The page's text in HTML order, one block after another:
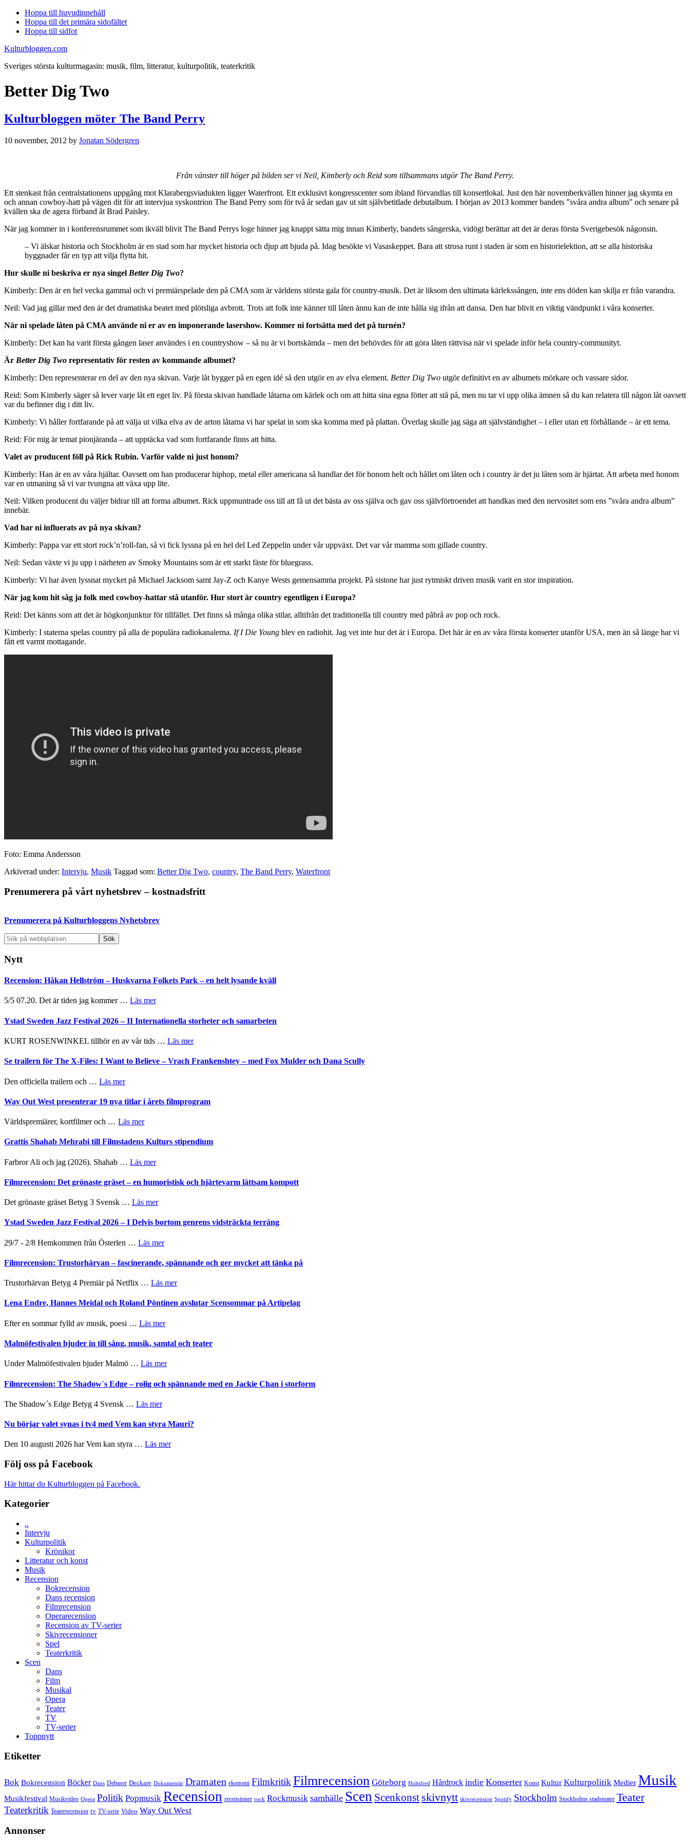
Hoppa till huvudinnehåll
Hoppa till det primära sidofältet
Hoppa till sidfot
Kulturbloggen.com
Sveriges största kulturmagasin: musik, film, litteratur, kulturpolitik, teaterkritik
Better Dig Two
Kulturbloggen möter The Band Perry
10 november, 2012 by Jonatan Södergren
Från vänster till höger på bilden ser vi Neil, Kimberly och Reid som tillsammans utgör The Band Perry.
Ett stenkast från centralstationens uppgång mot Klarabergsviadukten ligger Waterfront. Ett exklusivt kongresscenter som ibland förvandlas till konsertlokal. Just den här novemberkvällen hinner jag skymta en
och annan cowboy-hatt på vägen dit för att intervjua syskontrion The Band Perry som för två år sedan gav ut sitt självbetitlade debutalbum. I början av 2013 kommer bandets ”svåra andra album” och senare på
kvällen ska de agera förband åt Brad Paisley.
När jag kommer in i konferensrummet som ikväll blivit The Band Perrys loge hinner jag knappt sätta mig innan Kimberly, bandets sångerska, vidögt berättar att det är deras första Sverigebesök någonsin.
– Vi älskar historia och Stockholm är en stad som har mycket historia och djup att bjuda på. Idag besökte vi Vasaskeppet. Bara att strosa runt i staden är som en historielektion, att se alla historiska
byggnader får en typ att vilja flytta hit.
Hur skulle ni beskriva er nya singel Better Dig Two?
Kimberly: Den är en hel vecka gammal och vi premiärspelade den på CMA som är världens största gala för country-musik. Det är liksom den ultimata kärlekssången, inte ens döden kan skilja er från varandra.
Neil: Vad jag gillar med den är det dramatiska beatet med plötsliga avbrott. Trots att folk inte känner till låten ännu kan de inte hålla sig ifrån att dansa. Den har blivit en viktig vändpunkt i våra konserter.
När ni spelade låten på CMA använde ni er av en imponerande lasershow. Kommer ni fortsätta med det på turnén?
Kimberly: Det kan ha varit första gången laser användes i en countryshow – så nu är vi bortskämda – men det behövdes för att göra låten rättvisa när vi spelade inför hela country-communityt.
Är Better Dig Two representativ för resten av kommande albumet?
Kimberly: Den representerar en del av den nya skivan. Varje låt bygger på en egen idé så den utgör en av elva element. Better Dig Two utgör definitivt en av albumets mörkare och vassare sidor.
Reid: Som Kimberly säger så lever varje låt ett eget liv. På första skivan handlade låtarna om kärlek och om att hitta sina egna fötter att stå på, men nu tar vi upp olika ämnen så du kan relatera till någon låt oavsett
var du befinner dig i ditt liv.
Kimberly: Vi håller fortfarande på att välja ut vilka elva av de arton låtarna vi har spelat in som ska komma med på plattan. Överlag skulle jag säga att självständighet – i eller utan ett förhållande – är ett tema.
Reid: För mig är temat pionjäranda – att upptäcka vad som fortfarande finns att hitta.
Valet av producent föll på Rick Rubin. Varför valde ni just honom?
Kimberly: Han är en av våra hjältar. Oavsett om han producerar hiphop, metal eller americana så handlar det för honom helt och hållet om låten och i country är det ju låten som är hjärtat. Att arbeta med honom
var en utmaning så vi var tvungna att växa upp lite.
Neil: Vilken producent du väljer bidrar till att forma albumet. Rick uppmuntrade oss till att få ut det bästa av oss själva och gav oss självförtroendet att handkas med den nervositet som ens ”svåra andra album”
innebär.
Vad har ni influerats av på nya skivan?
Kimberly: Pappa var ett stort rock’n’roll-fan, så vi fick lyssna på en hel del Led Zeppelin under vår uppväxt. Det var vår mamma som gillade country.
Neil: Sedan växte vi ju upp i närheten av Smoky Mountains som är ett starkt fäste för bluegrass.
Kimberly: Vi har även lyssnat mycket på Michael Jacksom samt Jay-Z och Kanye Wests gemensamma projekt. På sistone har just rytmiskt driven musik varit en stor inspiration.
När jag kom hit såg ja folk med cowboy-hattar stå utanför. Hur stort är country egentligen i Europa?
Reid: Det känns som att det är högkonjunktur för tillfället. Det finns så många olika stilar, alltifrån det traditionella till country med påbrå av pop och rock.
Kimberly: I staterna spelas country på alla de populära radiokanalerna. If I Die Young blev en radiohit. Jag vet inte hur det är i Europa. Det här är en av våra första konserter utanför USA, men än så länge har vi
fått ett varmt mottagande.
Foto: Emma Andersson
Arkiverad under: Intervju, Musik Taggad som: Better Dig Two, country, The Band Perry, Waterfront
Primärt
Prenumerera på vårt nyhetsbrev – kostnadsfritt
Prenumerera på Kulturbloggens Nyhetsbrev
Sök
på
webbplatsen
Nytt
Recension: Håkan Hellström – Huskvarna Folkets Park – en helt lysande kväll
5/5 07.20. Det är tiden jag kommer … Läs merom
Håkan
Huskvarna
Park
lysande
Ystad Sweden Jazz Festival 2026 – II Internationella storheter och samarbeten
KURT ROSENWINKEL tillhör en av vår tids … Läs merom
Sweden
II
samarbeten
Se trailern för The X-Files: I Want to Believe – Vrach Frankenshtey – med Fox Mulder och Dana Scully
Den officiella trailern och … Läs merom
trailern
The
X-
I
to
–
Frankenshtey
med
Fox
Mulder
och
Scully
Way Out West presenterar 19 nya titlar i årets filmprogram
Världspremiärer, kortfilmer och … Läs merom
Out
19
titlar
årets
Grattis Shahab Mehrabi till Filmstadens Kulturs stipendium
Farbror Ali och jag (2026). Shahab … Läs merom
Shahab
Filmstadens
stipendium
Filmrecension: Det grönaste gräset – en humoristisk och hjärtevarm lättsam kompott
Det grönaste gräset Betyg 3 Svensk … Läs merom
Det
grönaste
–
humoristisk
hjärtevarm
kompott
Ystad Sweden Jazz Festival 2026 – I Delvis bortom genrens vidsträckta terräng
29/7 - 2/8 Hemkommen från Österlen … Läs merom
Sweden
Jazz
2026
–
I
bortom
vidsträckta
Filmrecension: Trustorhärvan – fascinerande, spännande och ger mycket att tänka på
Trustorhärvan Betyg 4 Premiär på Netflix … Läs merom
Trustorhärvan
ger
på
Lena Endre, Hannes Meidal och Roland Pöntinen avslutar Scensommar på Artipelag
Efter en sommar fylld av musik, poesi … Läs merom
Endre,
och
Pöntinen
Artipelag
Malmöfestivalen bjuder in till sång, musik, samtal och teater
Under Malmöfestivalen bjuder Malmö … Läs merom
bjuder
in
samtal
teater
Filmrecension: The Shadow´s Edge – rolig och spännande med en Jackie Chan i storform
The Shadow´s Edge Betyg 4 Svensk … Läs merom
The
Edge
Nu börjar valet synas i tv4 med Vem kan styra Mauri?
Den 10 augusti 2026 har Vem kan styra … Läs merom
Följ oss på Facebook
Här hittar du Kulturbloggen på Facebook.
Kategorier
..
Intervju
Kulturpolitik
Krönikor
Litteratur och konst
Musik
Recension
Bokrecension
Dans recension
Filmrecension
Operarecension
Recension av TV-serier
Skivrecensioner
Spel
Teaterkritik
Scen
Dans
Film
Musikal
Opera
Teater
TV
TV-serier
Toppnytt
Etiketter
Bok Bokrecension Böcker Dans Debaser Deckare Dokumentär Dramaten ekonomi Filmkritik Filmrecension Göteborg Hultsfred Hårdrock indie Konserter Konst Kultur Kulturpolitik Medier Musik
Musikfestival Musikvideo Opera Politik Popmusik Recension recensioner rock Rockmusik samhälle Scen Scenkonst skivnytt skivrecension Spotify Stockholm Stockholms stadsteater Teater
Teaterkritik Teaterrecension tv TV-serie Video Way Out West
Annonser